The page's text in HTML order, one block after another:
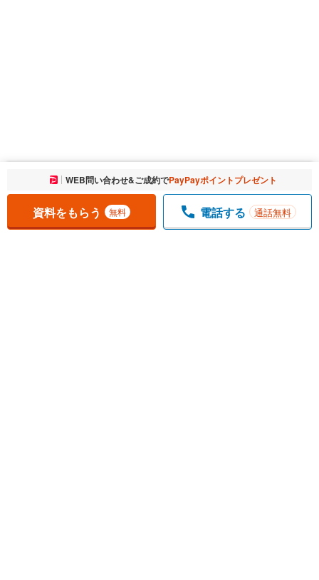
お気に入りに追加しました。 一覧を開く
WEB問い合わせ&ご成約でPayPayポイントプレゼント
資料をもらう 無料 電話する 通話無料